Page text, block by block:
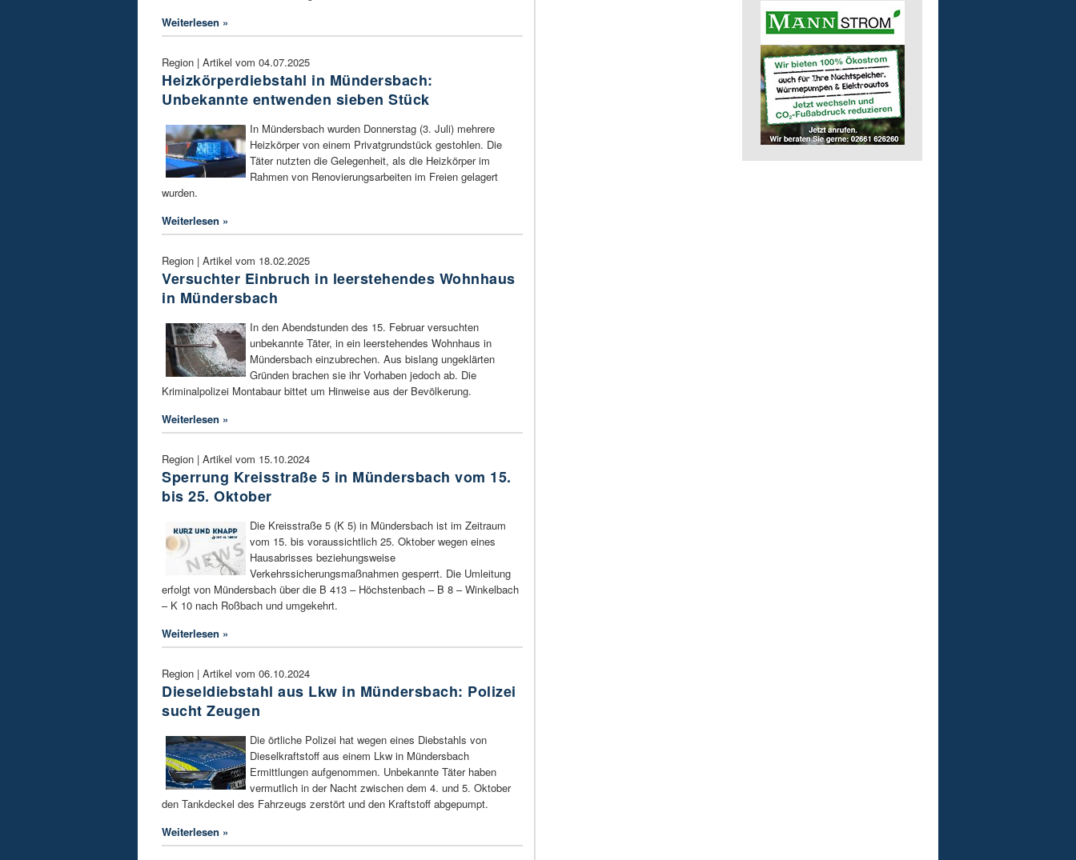
Weiterlesen »
Region | Artikel vom 04.07.2025
Heizkörperdiebstahl in Mündersbach:
Unbekannte entwenden sieben Stück
In Mündersbach wurden Donnerstag (3. Juli) mehrere
Heizkörper von einem Privatgrundstück gestohlen. Die
Täter nutzten die Gelegenheit, als die Heizkörper im
Rahmen von Renovierungsarbeiten im Freien gelagert
wurden.
Weiterlesen »
Region | Artikel vom 18.02.2025
Versuchter Einbruch in leerstehendes Wohnhaus
in Mündersbach
In den Abendstunden des 15. Februar versuchten
unbekannte Täter, in ein leerstehendes Wohnhaus in
Mündersbach einzubrechen. Aus bislang ungeklärten
Gründen brachen sie ihr Vorhaben jedoch ab. Die
Kriminalpolizei Montabaur bittet um Hinweise aus der Bevölkerung.
Weiterlesen »
Region | Artikel vom 15.10.2024
Sperrung Kreisstraße 5 in Mündersbach vom 15.
bis 25. Oktober
Die Kreisstraße 5 (K 5) in Mündersbach ist im Zeitraum
vom 15. bis voraussichtlich 25. Oktober wegen eines
Hausabrisses beziehungsweise
Verkehrssicherungsmaßnahmen gesperrt. Die Umleitung
erfolgt von Mündersbach über die B 413 – Höchstenbach – B 8 – Winkelbach
– K 10 nach Roßbach und umgekehrt.
Weiterlesen »
Region | Artikel vom 06.10.2024
Dieseldiebstahl aus Lkw in Mündersbach: Polizei
sucht Zeugen
Die örtliche Polizei hat wegen eines Diebstahls von
Dieselkraftstoff aus einem Lkw in Mündersbach
Ermittlungen aufgenommen. Unbekannte Täter haben
vermutlich in der Nacht zwischen dem 4. und 5. Oktober
den Tankdeckel des Fahrzeugs zerstört und den Kraftstoff abgepumpt.
Weiterlesen »